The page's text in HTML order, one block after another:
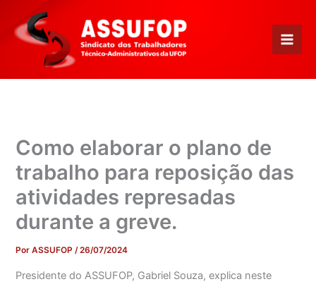
para
conteúdo
Como elaborar o plano de
trabalho para reposição das
atividades represadas
durante a greve.
PorASSUFOP/26/07/2024
Presidente do ASSUFOP, Gabriel Souza, explica neste